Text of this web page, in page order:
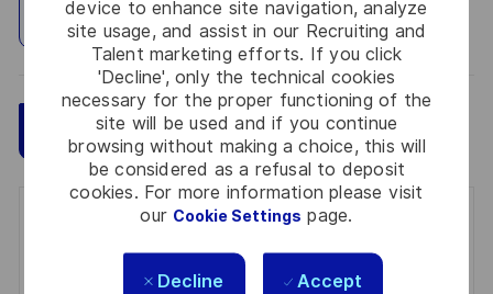
device to enhance site navigation, analyze
site usage, and assist in our Recruiting and
Talent marketing efforts. If you click
'Decline', only the technical cookies
necessary for the proper functioning of the
site will be used and if you continue
browsing without making a choice, this will
be considered as a refusal to deposit
cookies. For more information please visit
our Cookie Settings page.
Decline Accept
Explore Location
Apply Now Save
Get notified for similar jobs
You'll receive updates once a week